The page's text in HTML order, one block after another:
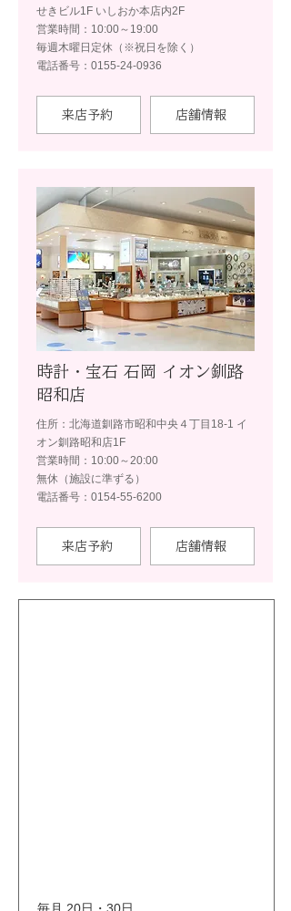
せきビル1F いしおか本店内2F
営業時間：10:00～19:00
毎週木曜日定休（※祝日を除く）
電話番号：0155-24-0936
来店予約 店舗情報
時計・宝石 石岡 イオン釧路
昭和店
住所：北海道釧路市昭和中央４丁目18-1 イ
オン釧路昭和店1F
営業時間：10:00～20:00
無休（施設に準ずる）
電話番号：0154-55-6200
来店予約 店舗情報